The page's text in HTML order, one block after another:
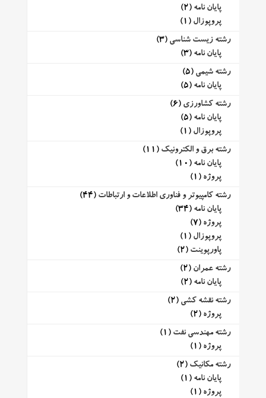
پایان نامه (2)
پروپوزال (1)
رشته زیست شناسی (3)
پایان نامه (3)
رشته شیمی (5)
پایان نامه (5)
رشته کشاورزی (6)
پایان نامه (5)
پروپوزال (1)
رشته برق و الکترونیک (11)
پایان نامه (10)
پروژه (1)
رشته کامپیوتر و فناوری اطلاعات و ارتباطات (44)
پایان نامه (34)
پروژه (7)
پروپوزال (1)
پاورپوینت (2)
رشته عمران (2)
پایان نامه (2)
رشته نقشه کشی (2)
پروژه (2)
رشته مهندسی نفت (1)
پروژه (1)
رشته مکانیک (2)
پایان نامه (1)
پروژه (1)